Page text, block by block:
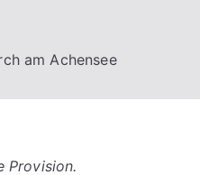
am Achensee
Provision.